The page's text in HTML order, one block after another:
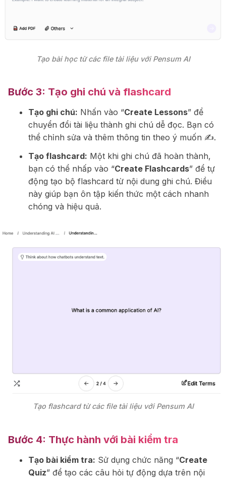
Tạo bài học từ các file tài liệu với Pensum AI
Bước 3: Tạo ghi chú và flashcard
Tạo ghi chú: Nhấn vào “Create Lessons” để
chuyển đổi tài liệu thành ghi chú dễ đọc. Bạn có
thể chỉnh sửa và thêm thông tin theo ý muốn ✍️.
Tạo flashcard: Một khi ghi chú đã hoàn thành,
bạn có thể nhấp vào “Create Flashcards” để tự
động tạo bộ flashcard từ nội dung ghi chú. Điều
này giúp bạn ôn tập kiến thức một cách nhanh
chóng và hiệu quả.
Tạo flashcard từ các file tài liệu với Pensum AI
Bước 4: Thực hành với bài kiểm tra
Tạo bài kiểm tra: Sử dụng chức năng “Create
Quiz” để tạo các câu hỏi tự động dựa trên nội